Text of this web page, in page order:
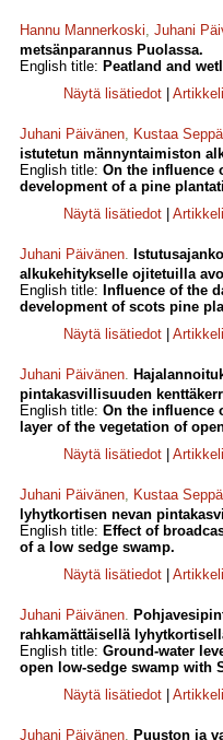
Hannu Mannerkoski, Juhani
metsänparannus Puolassa.
English title: Peatland and
Näytä lisätiedot
Juhani Päivänen, Kustaa
istutetun männyntaimiston
English title: On the influence
development of a pine
Näytä lisätiedot
Juhani Päivänen.
alkukehitykselle ojitetuilla
English title: Influence of the
development of scots pine
Näytä lisätiedot
Juhani Päivänen.
pintakasvillisuuden
English title: On the influence
layer of the vegetation of
Näytä lisätiedot
Juhani Päivänen, Kustaa
lyhytkortisen nevan
English title: Effect of
of a low sedge swamp.
Näytä lisätiedot
Juhani Päivänen.
rahkamättäisellä
English title: Ground-water
open low-sedge swamp with
Näytä lisätiedot
Juhani Päivänen. Puuston ja